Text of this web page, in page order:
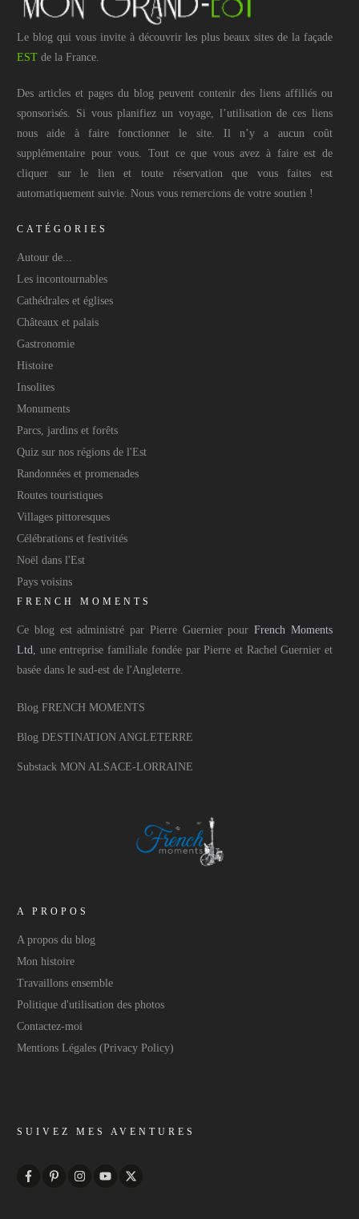
Le blog qui vous invite à découvrir les plus beaux sites de la façade
EST de la France.
Des articles et pages du blog peuvent contenir des liens affiliés ou
sponsorisés. Si vous planifiez un voyage, l’utilisation de ces liens
nous aide à faire fonctionner le site. Il n’y a aucun coût
supplémentaire pour vous. Tout ce que vous avez à faire est de
cliquer sur le lien et toute réservation que vous faites est
automatiquement suivie. Nous vous remercions de votre soutien !
CATÉGORIES
Autour de...
Les incontournables
Cathédrales et églises
Châteaux et palais
Gastronomie
Histoire
Insolites
Monuments
Parcs, jardins et forêts
Quiz sur nos régions de l'Est
Randonnées et promenades
Routes touristiques
Villages pittoresques
Célébrations et festivités
Noël dans l'Est
Pays voisins
FRENCH MOMENTS
Ce blog est administré par Pierre Guernier pourFrench Moments
Ltd, une entreprise familiale fondée par Pierre et Rachel Guernier et
basée dans le sud-est de l'Angleterre.
Blog FRENCH MOMENTS
Blog DESTINATION ANGLETERRE
Substack MON ALSACE-LORRAINE
A PROPOS
A propos du blog
Mon histoire
Travaillons ensemble
Politique d'utilisation des photos
Contactez-moi
Mentions Légales (Privacy Policy)
SUIVEZ MES AVENTURES